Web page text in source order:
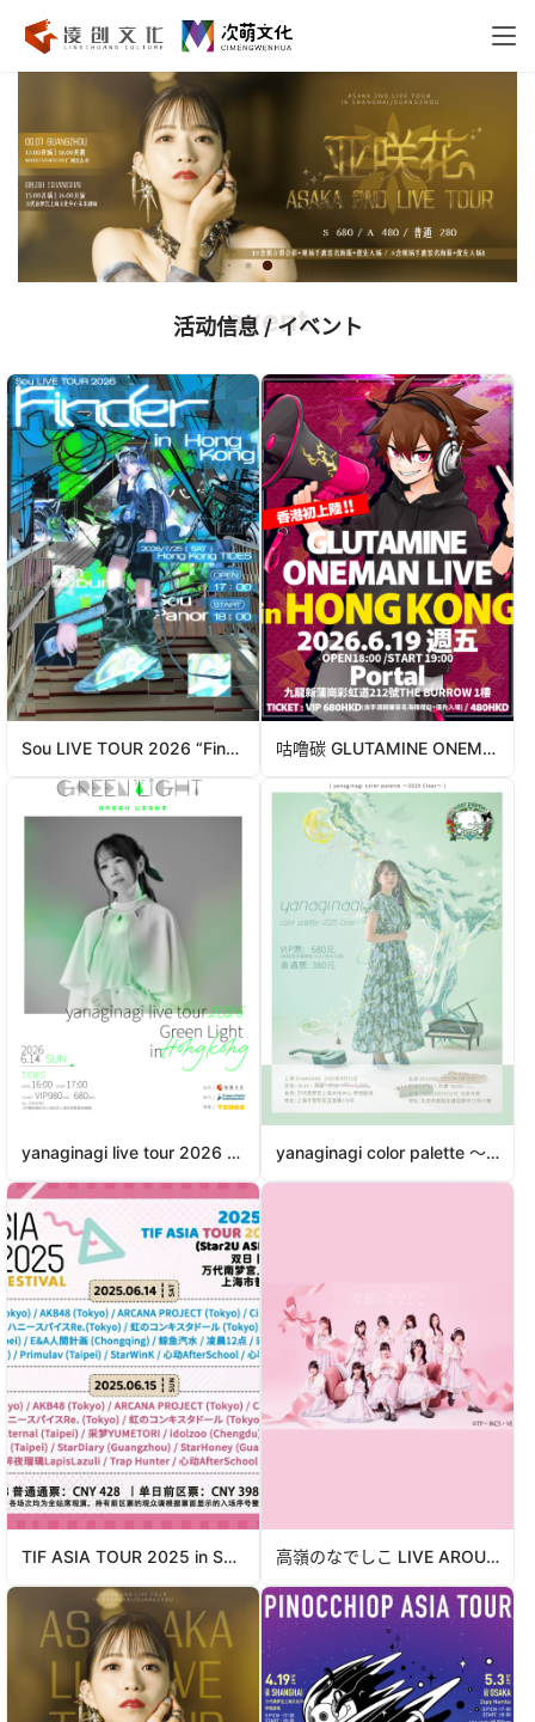
活动信息 / イベント
event
Sou LIVE TOUR 2026 “Finder” in Hong Kong 咕噜碳 GLUTAMINE ONEMAN LIVE in HONG KONG
yanaginagi live tour 2026 Green Light in Hong Kong yanaginagi color palette 〜2025 Clear〜上海&北京场
TIF ASIA TOUR 2025 in Shanghai 高嶺のなでしこ LIVE AROUND 2025 – Spring Ride – in Guangzhou&Shanghai